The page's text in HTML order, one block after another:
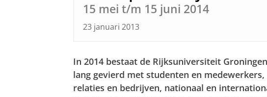
15 mei t/m 15 juni 2014
23 januari 2013
In 2014 bestaat de Rijksuniversiteit
lang gevierd met studenten en
relaties en bedrijven, nationaal en